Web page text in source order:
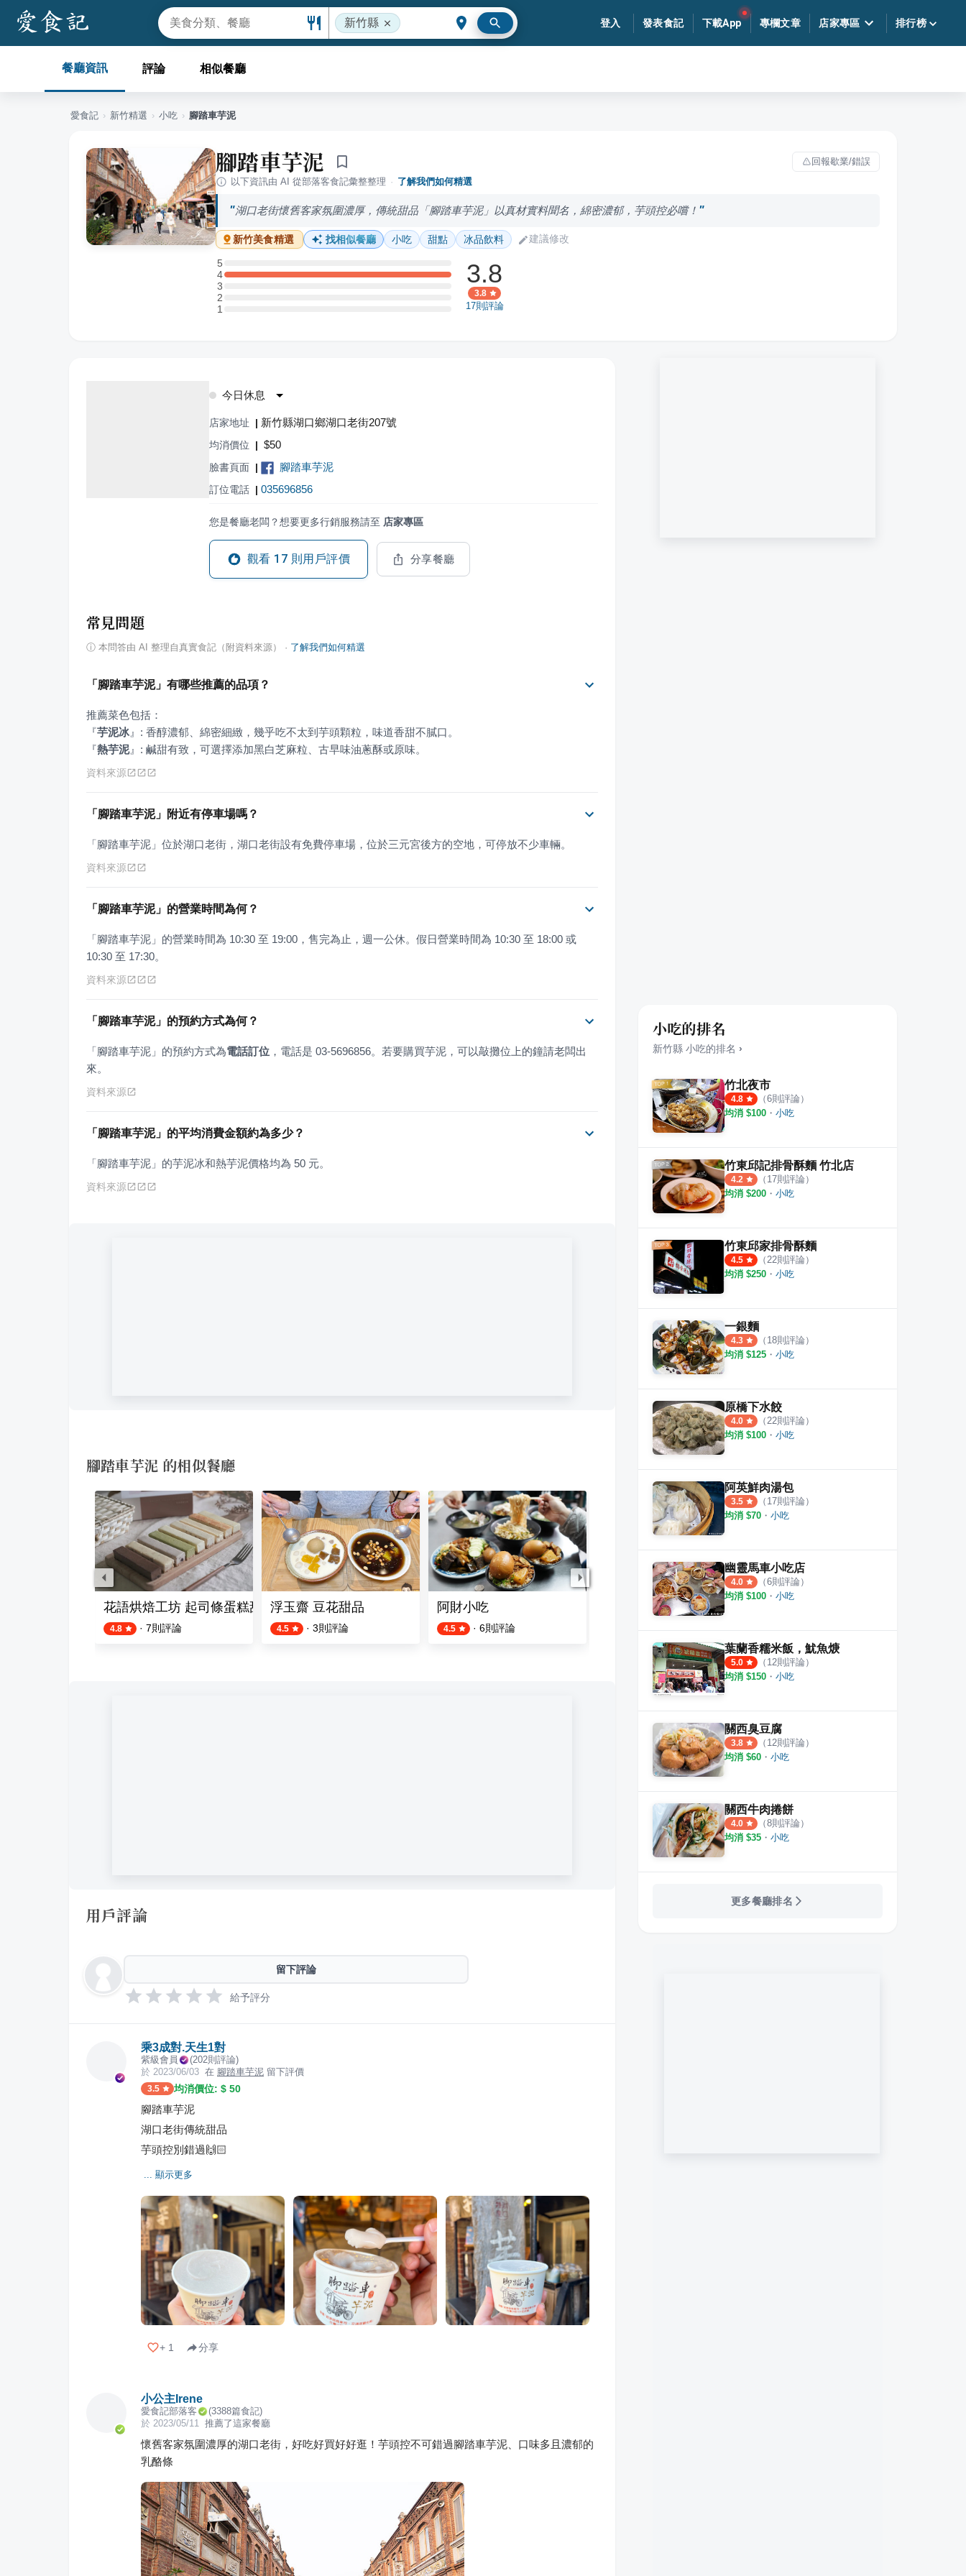
新竹縣 登入 發表食記 下載App 專欄文章 店家專區 排行榜
餐廳資訊 評論 相似餐廳
愛食記 › 新竹精選 › 小吃 › 腳踏車芋泥
腳踏車芋泥
回報歇業/錯誤
以下資訊由 AI 從部落客食記彙整整理 · 了解我們如何精選
湖口老街懷舊客家氛圍濃厚，傳統甜品「腳踏車芋泥」以真材實料聞名，綿密濃郁，芋頭控必嚐！
新竹美食精選 找相似餐廳 小吃 甜點 冰品飲料 建議修改
5
5 星：0 則評論
4
4 星：3 則評論
3
3 星：0 則評論
2
2 星：0 則評論
11 星：0 則評論
3.8
3.8
17則評論
今日休息
店家地址 | 新竹縣湖口鄉湖口老街207號
均消價位 | $50
臉書頁面 | 腳踏車芋泥
訂位電話 | 035696856
您是餐廳老闆？想要更多行銷服務請至 店家專區
觀看 17 則用戶評價 分享餐廳
常見問題
ⓘ 本問答由 AI 整理自真實食記（附資料來源） · 了解我們如何精選
「腳踏車芋泥」有哪些推薦的品項？
『芋泥冰 』
『熱芋泥』 : 鹹甜有致，可選擇添加黑白芝麻粒、古早味油蔥酥或原味。
資料來源
「腳踏車芋泥」附近有停車場嗎？
「腳踏車芋泥」位於湖口老街，湖口老街設有免費停車場，位於三元宮後方的空地，可停放不少車輛。
資料來源
「腳踏車芋泥」的營業時間為何？
「腳踏車芋泥」的營業時間為 10:30 至 19:00，售完為止，週一公休。假日營業時間為 10:30 至 18:00 或
10:30 至 17:30。
資料來源
「腳踏車芋泥」的預約方式為何？
「腳踏車芋泥」的預約方式為電話訂位 ，電話是 03-5696856。若要購買芋泥，可以敲攤位上的鐘請老闆出
來。
資料來源
「腳踏車芋泥」的平均消費金額約為多少？
「腳踏車芋泥」的芋泥冰和熱芋泥價格均為 50 元。
資料來源
腳踏車芋泥 的相似餐廳
花語烘焙工坊 起司條蛋糕甜點專賣店
4.8 · 7則評論
浮玉齋 豆花甜品
4.5 · 3則評論
阿財小吃
4.5 · 6則評論
湖口金牌脆皮臭豆腐（湖口店）
用戶評論
留下評論
給予評分
乘3成對.天生1對
紫級會員 (202則評論)
於 2023/06/03 在 腳踏車芋泥 留下評價
3.5 均消價位: $ 50
腳踏車芋泥
湖口老街傳統甜品
芋頭控別錯過🙌🏻
... 顯示更多
+ 1 分享
小公主Irene
愛食記部落客 (3388篇食記)
於 2023/05/11 推薦了這家餐廳
懷舊客家氛圍濃厚的湖口老街，好吃好買好好逛！芋頭控不可錯過腳踏車芋泥、口味多且濃郁的
乳酪條
小吃的排名
新竹縣 小吃的排名 ›
竹北夜市
4.8 （6則評論）
均消 $100 ・ 小吃
竹東邱記排骨酥麵 竹北店
4.2 （ 17則評論）
均消 $200 ・ 小吃
竹東邱家排骨酥麵
4.5 （ 22則評論）
均消 $250 ・ 小吃
一銀麵
4.3 （ 18則評論）
均消 $125 ・ 小吃
原橋下水餃
4.0 （ 22則評論）
均消 $100 ・ 小吃
阿英鮮肉湯包
3.5 （ 17則評論）
均消 $70 ・ 小吃
幽靈馬車小吃店
4.0 （6則評論）
均消 $100 ・ 小吃
葉蘭香糯米飯，魷魚焿
5.0 （ 12則評論）
均消 $150 ・ 小吃
關西臭豆腐
3.8 （ 12則評論）
均消 $60 ・ 小吃
關西牛肉捲餅
4.0 （8則評論）
均消 $35 ・ 小吃
更多餐廳排名